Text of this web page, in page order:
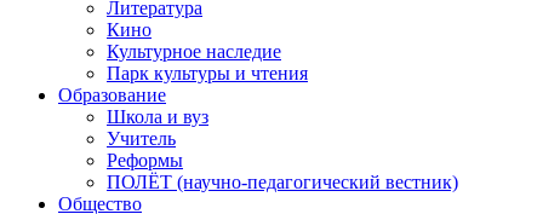
Литература
Кино
Культурное наследие
Парк культуры и чтения
Образование
Школа и вуз
Учитель
Реформы
ПОЛЁТ (научно-педагогический вестник)
Общество